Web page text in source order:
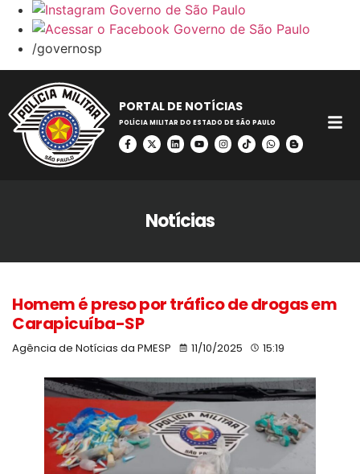
/governosp
PORTAL DE NOTÍCIAS
POLÍCIA MILITAR DO ESTADO DE SÃO PAULO
Notícias
Homem é preso por tráfico de drogas em
Carapicuíba-SP
Agência de Notícias da PMESP 11/10/2025 15:19